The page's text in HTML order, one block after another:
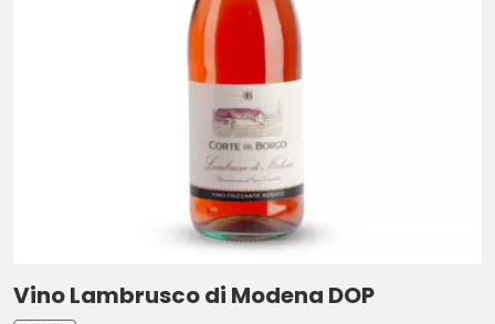
Vino Lambrusco di Modena DOP